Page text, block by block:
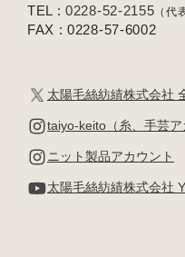
TEL :0228-52-2155 （代
FAX : 0228-57-6002
太陽毛絲紡績株式会社
taiyo-keito（糸、手芸ア
ニット製品アカウント
太陽毛絲紡績株式会社